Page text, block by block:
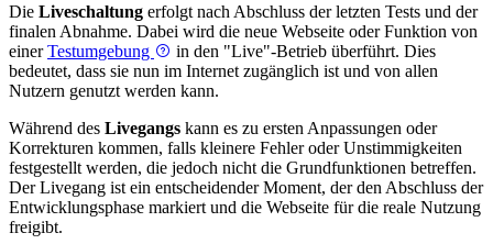
Die Liveschaltung erfolgt nach Abschluss der letzten Tests und der
finalen Abnahme. Dabei wird die neue Webseite oder Funktion von
einerTestumgebung
in den "Live"-Betrieb überführt. Dies
bedeutet, dass sie nun im Internet zugänglich ist und von allen
Nutzern genutzt werden kann.
Während des Livegangs kann es zu ersten Anpassungen oder
Korrekturen kommen, falls kleinere Fehler oder Unstimmigkeiten
festgestellt werden, die jedoch nicht die Grundfunktionen betreffen.
Der Livegang ist ein entscheidender Moment, der den Abschluss der
Entwicklungsphase markiert und die Webseite für die reale Nutzung
freigibt.